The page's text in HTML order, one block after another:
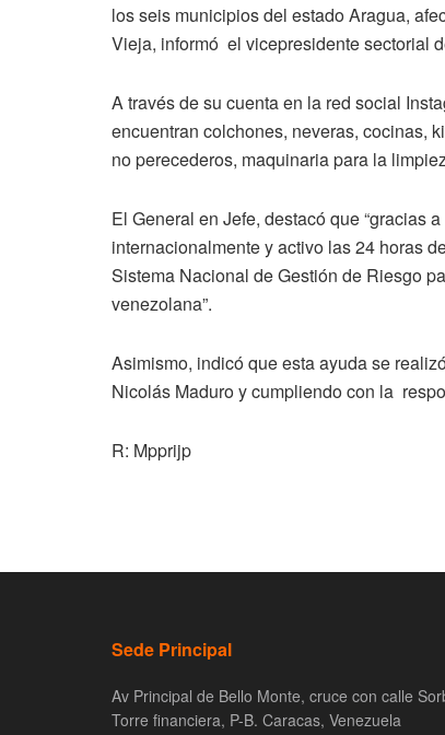
los seis municipios del estado Aragua,
Vieja, informó el vicepresidente sectorial
A través de su cuenta en la red social
encuentran colchones, neveras, cocinas,
no perecederos, maquinaria para la
El General en Jefe, destacó que “gracias
internacionalmente y activo las 24 horas
Sistema Nacional de Gestión de Riesgo
venezolana”.
Asimismo, indicó que esta ayuda se
Nicolás Maduro y cumpliendo con la
R: Mpprijp
Sede Principal
Av Principal de Bello Monte, cruce con calle
Torre financiera, P-B. Caracas, Venezuela